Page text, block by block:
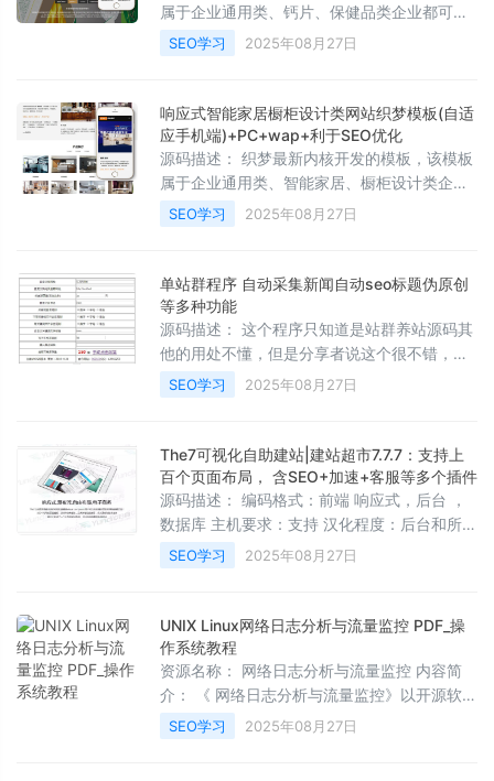
推送工具，数量设置 时跳过该类型推送 把头条
蜘蛛列入详细清单 缓存增加发布日期缓存 增加
文章库模式的内容支持使用调用标签 修复后台
属于企业通用类、钙片、保健品类企业都可使
用， 这款模板使用范围极广，不仅仅局限于一
类型的企业，你只需要把图片和产品内容； 换
的感觉！ 响应式自适应设计，同一个后台，数
据即时同步，简单适用！ 原创设计、手工书写
， 完美兼容 、 、 、 浏览器等；主流浏览器；
页面简洁简单，容易管理， 内核都可以使用；
附带测试数据！ 模板特点： 一款利于 的模
板，手工 ，图片 ， 系列标签已合理运用。 同
SEO学习 2025年08月27日
响应式智能家居橱柜设计类网站织梦模板(自适
应手机端)+PC+wap+利于SEO优化
源码描述： 织梦最新内核开发的模板，该模板
属于企业通用类、智能家居、橱柜设计类企业
都可使用， 这款模板使用范围极广，不仅仅局
限于一类型的企业，你只需要把图片和产品内
目一新的感觉！ 响应式自适应设计，同一个后
台，数据即时同步，简单适用！ 原创设计、手
工书写 ， 完美兼容 、 、 、 浏览器等；主流
浏览器； 页面简洁简单，容易管理， 内核都可
以使用；附带测试数据！ 模板特点： 一款利于
的模板，手工 ，图片 ， 系列标签已合理运
SEO学习 2025年08月27日
单站群程序 自动采集新闻自动seo标题伪原创
等多种功能
源码描述： 这个程序只知道是站群养站源码其
他的用处不懂，但是分享者说这个很不错，所
以推荐给大家玩玩。 源码截图：
SEO学习 2025年08月27日
The7可视化自助建站|建站超市7.7.7：支持上
百个页面布局， 含SEO+加速+客服等多个插件
源码描述： 编码格式：前端 响应式，后台 ，
数据库 主机要求：支持 汉化程度：后台和所有
插件 汉化 模板用途：各类企业、新闻博客、产
品展示、电子商务、移动互联网等 包含插件：
层幻灯片、 价格表单、 电子商务、云典编辑器
拓展等插件。 功能简介：布局上支持左右和上
下布局；颜色上支持无限自定义色彩；风格上
支持全宽、常规风格；配色模板有 种；后台管
理方面支持修改网站任何区域，无需编程；可
视化编辑器可以让您自定义网站的布局，实现
SEO学习 2025年08月27日
UNIX Linux网络日志分析与流量监控 PDF_操
作系统教程
资源名称： 网络日志分析与流量监控 内容简
介： 《 网络日志分析与流量监控》以开源软件
为基础，全面介绍了 安全运维的各方面知识。
第一篇从 系统日志、 等各类应用日志的格式和
SEO学习 2025年08月27日